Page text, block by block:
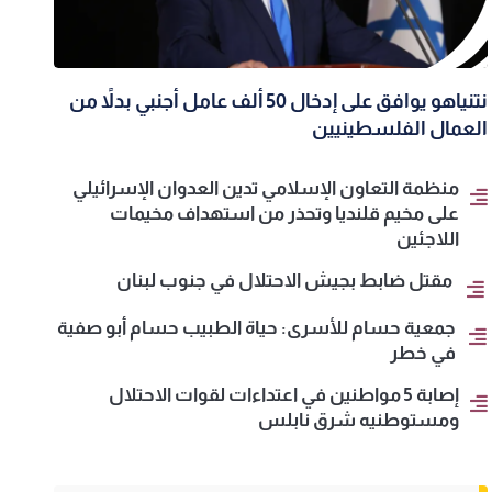
نتنياهو يوافق على إدخال 50 ألف عامل أجنبي بدلاً من
العمال الفلسطينيين
منظمة التعاون الإسلامي تدين العدوان الإسرائيلي
على مخيم قلنديا وتحذر من استهداف مخيمات
اللاجئين
مقتل ضابط بجيش الاحتلال في جنوب لبنان
جمعية حسام للأسرى: حياة الطبيب حسام أبو صفية
في خطر
إصابة 5 مواطنين في اعتداءات لقوات الاحتلال
ومستوطنيه شرق نابلس